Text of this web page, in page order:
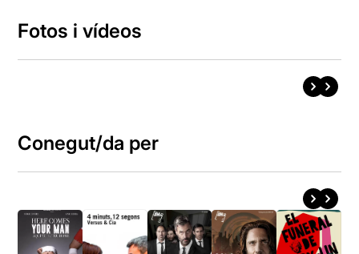
Fotos i vídeos
Conegut/da per